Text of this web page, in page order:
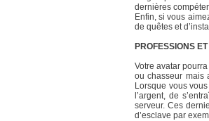
dernières
Enfin, si vous
de quêtes et
PROFESSIONS
Votre avatar
ou chasseur mais
Lorsque vous
l’argent, de
serveur. Ces
d’esclave par